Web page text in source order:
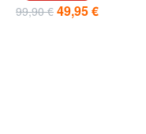
99,90 € 49,95 €